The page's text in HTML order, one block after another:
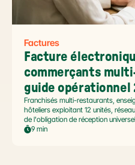
Factures
Facture
commerçants
guide opérationnel
Franchisés multi-restaurants,
hôteliers exploitant 12 unités,
de l'obligation de réception
commerçants multi-établissement
9 min